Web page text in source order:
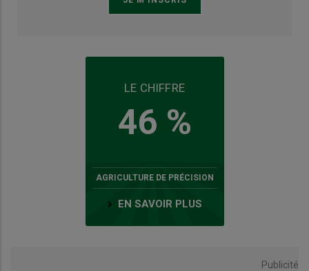
LE CHIFFRE
46 %
AGRICULTURE DE PRÉCISION
EN SAVOIR PLUS
Publicité